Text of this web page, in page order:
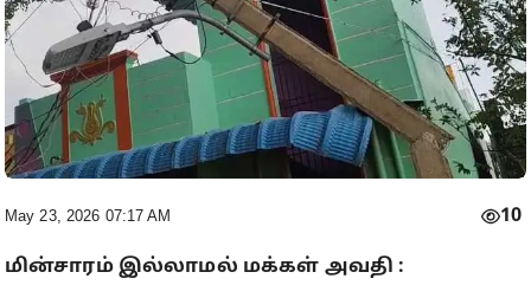
May 23, 2026 07:17 AM 10
மின்சாரம் இல்லாமல் மக்கள் அவதி :